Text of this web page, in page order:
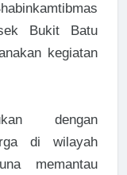
Bukit Batu
kegiatan
dengan
di wilayah
memantau